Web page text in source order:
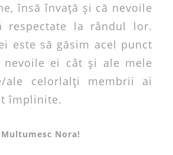
însă învaţă şi că nevoile
respectate la rândul lor.
este să găsim acel punct
ei cât şi ale mele
ale celorlalţi membrii ai
împlinite.
Multumesc Nora!